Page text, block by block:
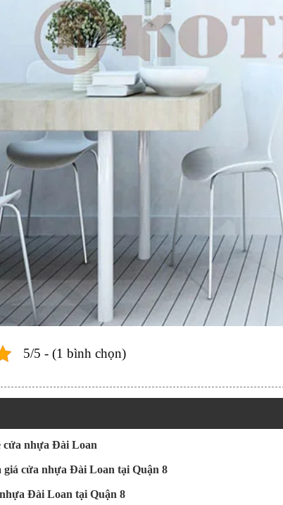
5/5 - (1 bình chọn)
cửa nhựa Đài Loan
giá cửa nhựa Đài Loan tại Quận 8
Đài Loan tại Quận 8